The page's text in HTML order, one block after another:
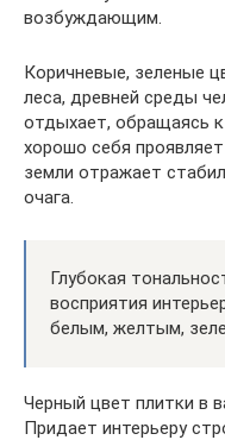
возбуждающим.
Коричневые, зеленые
леса, древней среды
отдыхает, обращаясь
хорошо себя
земли отражает
очага.
Глубокая
восприятия
белым, желтым,
Черный цвет плитки в
Придает интерьеру